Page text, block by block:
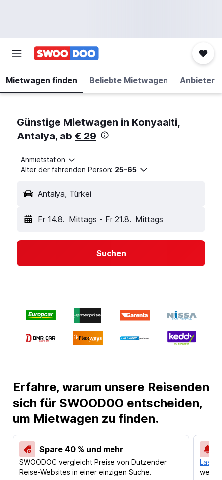
Mietwagen finden Beliebte Mietwagen Anbieter
Günstige Mietwagen in Konyaalti,
Antalya, ab € 29
Anmietstation
Alter der fahrenden Person: 25-65
Antalya, Türkei
Fr 14.8. Mittags - Fr 21.8. Mittags
Suchen
Erfahre, warum unsere Reisenden
sich für SWOODOO entscheiden,
um Mietwagen zu finden.
Spare 40 % und mehr
SWOODOO vergleicht Preise von Dutzenden
Reise-Websites in einer einzigen Suche.
Lass